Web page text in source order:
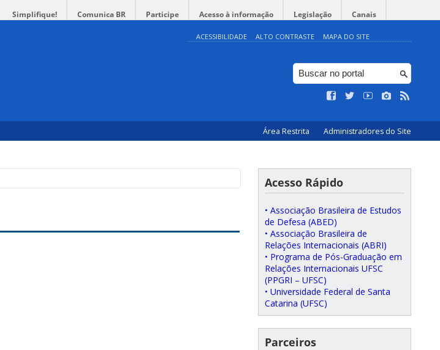
Simplifique! Comunica BR Participe Acesso à informação Legislação Canais
ACESSIBILIDADE ALTO CONTRASTE MAPA DO SITE
Área Restrita Administradores do Site
Acesso Rápido
• Associação Brasileira de Estudos
de Defesa (ABED)
• Associação Brasileira de
Relações Internacionais (ABRI)
• Programa de Pós-Graduação em
Relações Internacionais UFSC
(PPGRI – UFSC)
• Universidade Federal de Santa
Catarina (UFSC)
Parceiros